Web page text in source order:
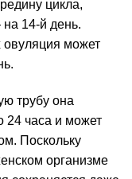
цикла,
14-й день.
овуляция может
трубу она
24 часа и может
Поскольку
организме